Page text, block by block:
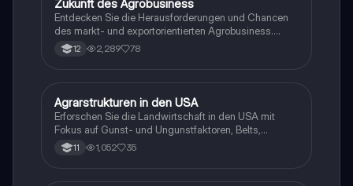
Klimazonen. Ideal für das Geographie-Abitur.
Geographie/Erdkunde
Zukunft des Agrobusiness
Entdecken Sie die Herausforderungen und Chancen
des markt- und exportorientierten Agrobusiness.
Diese Zusammenfassung behandelt die komplexen
Zusammenhänge zwischen Landwirtschaft,
Politiken zur Lösung des Welternährungsproblems
beitragen können. Ideal für Erdkunde LK.
12 2,289 78
Geographie/Erdkunde
Agrarstrukturen in den USA
Erforschen Sie die Landwirtschaft in den USA mit
Fokus auf Gunst- und Ungunstfaktoren, Belts,
Agrobusiness und den Agrarstrukturwandel. Diese
Zusammenfassung bietet einen umfassenden
11 1,052 35